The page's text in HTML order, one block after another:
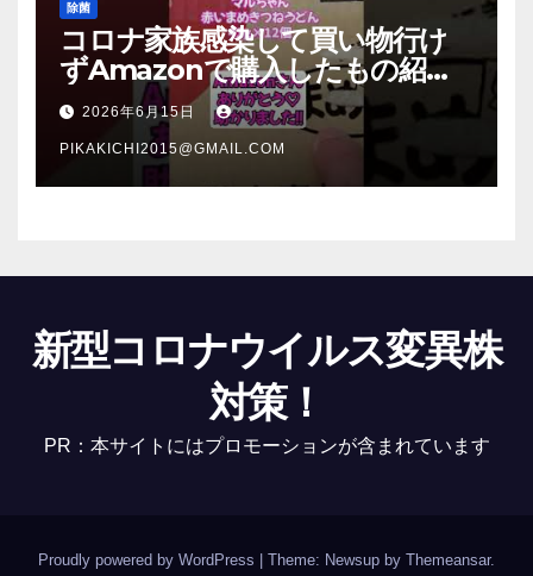
除菌
コロナ家族感染して買い物行け
ずAmazonで購入したもの紹
介 #Shorts
2026年6月15日
PIKAKICHI2015@GMAIL.COM
新型コロナウイルス変異株
対策！
PR：本サイトにはプロモーションが含まれています
Proudly powered by WordPress | Theme: Newsup by Themeansar.